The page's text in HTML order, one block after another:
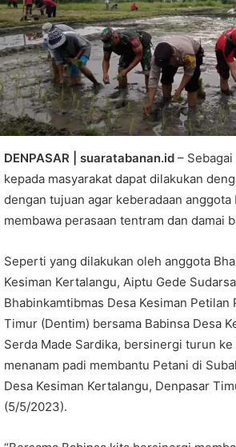
DENPASAR | suaratabanan.id –
kepada masyarakat dapat dilakukan
dengan tujuan agar keberadaan anggota
membawa perasaan tentram dan damai
Seperti yang dilakukan oleh anggota
Kesiman Kertalangu, Aiptu Gede
Bhabinkamtibmas Desa Kesiman Petilan
Timur (Dentim) bersama Babinsa Desa
Serda Made Sardika, bersinergi turun
menanam padi membantu Petani di
Desa Kesiman Kertalangu, Denpasar
(5/5/2023).